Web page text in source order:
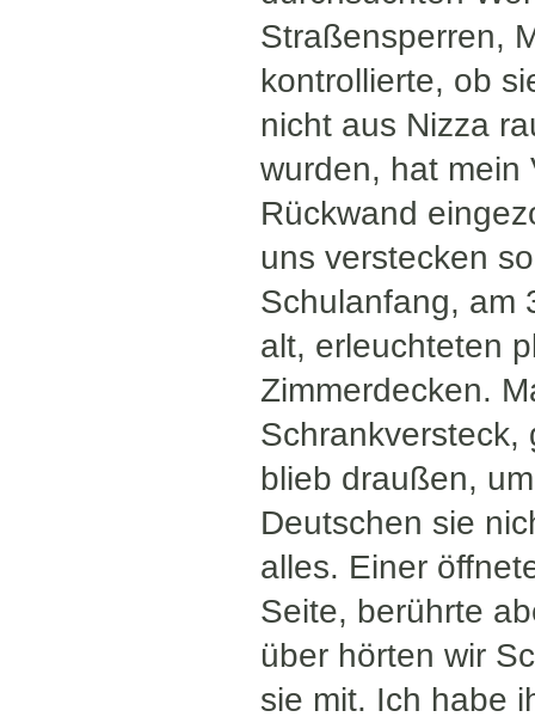
Straßensperren,
kontrollierte, ob
nicht aus Nizza
wurden, hat mein
Rückwand
uns verstecken
Schulanfang, am
alt, erleuchteten
Zimmerdecken.
Schrankversteck,
blieb draußen,
Deutschen sie
alles. Einer
Seite, berührte
über hörten wir
sie mit. Ich habe